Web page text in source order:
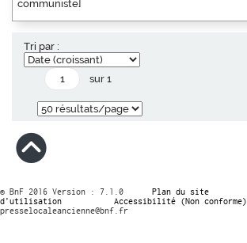
communiste]
Tri par :
sur 1
© BnF 2016 Version : 7.1.0 Plan du site
d’utilisation
Accessibilité (Non conforme)
presselocaleancienne@bnf.fr